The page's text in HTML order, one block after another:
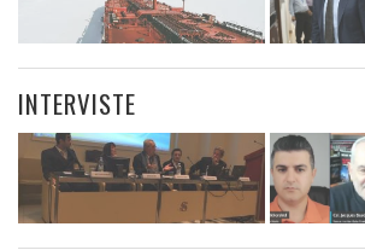
INTERVISTE